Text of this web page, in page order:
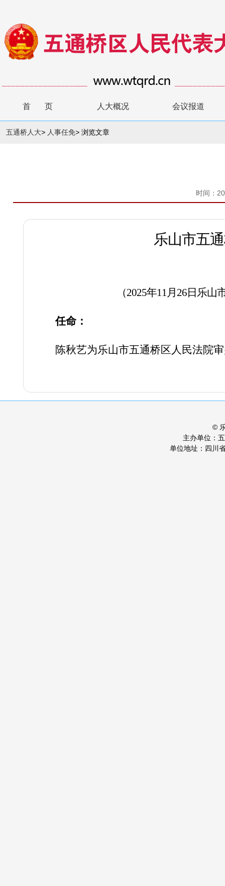
首 页 人大概况 会议报道
五通桥人大> 人事任免> 浏览文章
时间：
乐山市五
（2025年11月26日乐山
任命：
陈秋艺为乐山市五通桥区人民法院
©
主办单位：
单位地址：四川